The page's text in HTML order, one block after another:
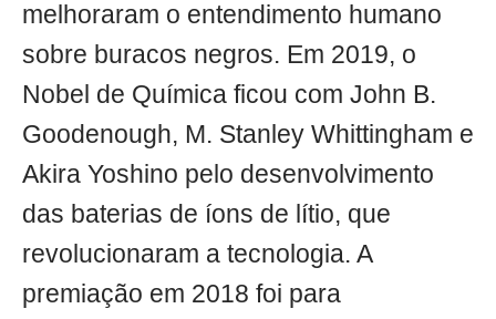
melhoraram o entendimento humano
sobre buracos negros. Em 2019, o
Nobel de Química ficou com John B.
Goodenough, M. Stanley Whittingham e
Akira Yoshino pelo desenvolvimento
das baterias de íons de lítio, que
revolucionaram a tecnologia. A
premiação em 2018 foi para